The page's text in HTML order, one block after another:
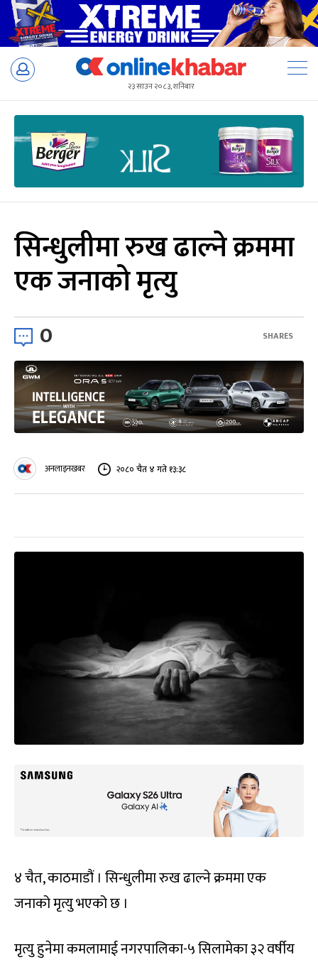
Skip
२३ साउन २०८३, शनिबार
सिन्धुलीमा रुख ढाल्ने क्रममा
एक जनाको मृत्यु
0 SHARES
अनलाइनखबर २०८० चैत ४ गते १३:३८
४ चैत, काठमाडौं । सिन्धुलीमा रुख ढाल्ने क्रममा एक
जनाको मृत्यु भएको छ ।
मृत्यु हुनेमा कमलामाई नगरपालिका-५ सिलामेका ३२ वर्षीय